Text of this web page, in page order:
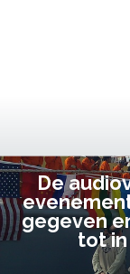
De
gegeven
tot